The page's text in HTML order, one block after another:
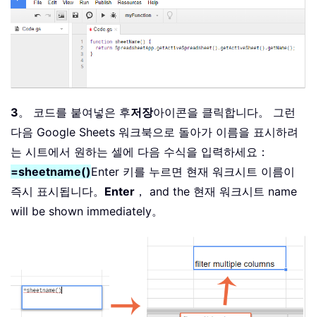
3。 코드를 붙여넣은 후저장아이콘을 클릭합니다。 그런
다음 Google Sheets 워크북으로 돌아가 이름을 표시하려
는 시트에서 원하는 셀에 다음 수식을 입력하세요：
=sheetname()Enter 키를 누르면 현재 워크시트 이름이
즉시 표시됩니다。 Enter ， and the 현재 워크시트 name
will be shown immediately。